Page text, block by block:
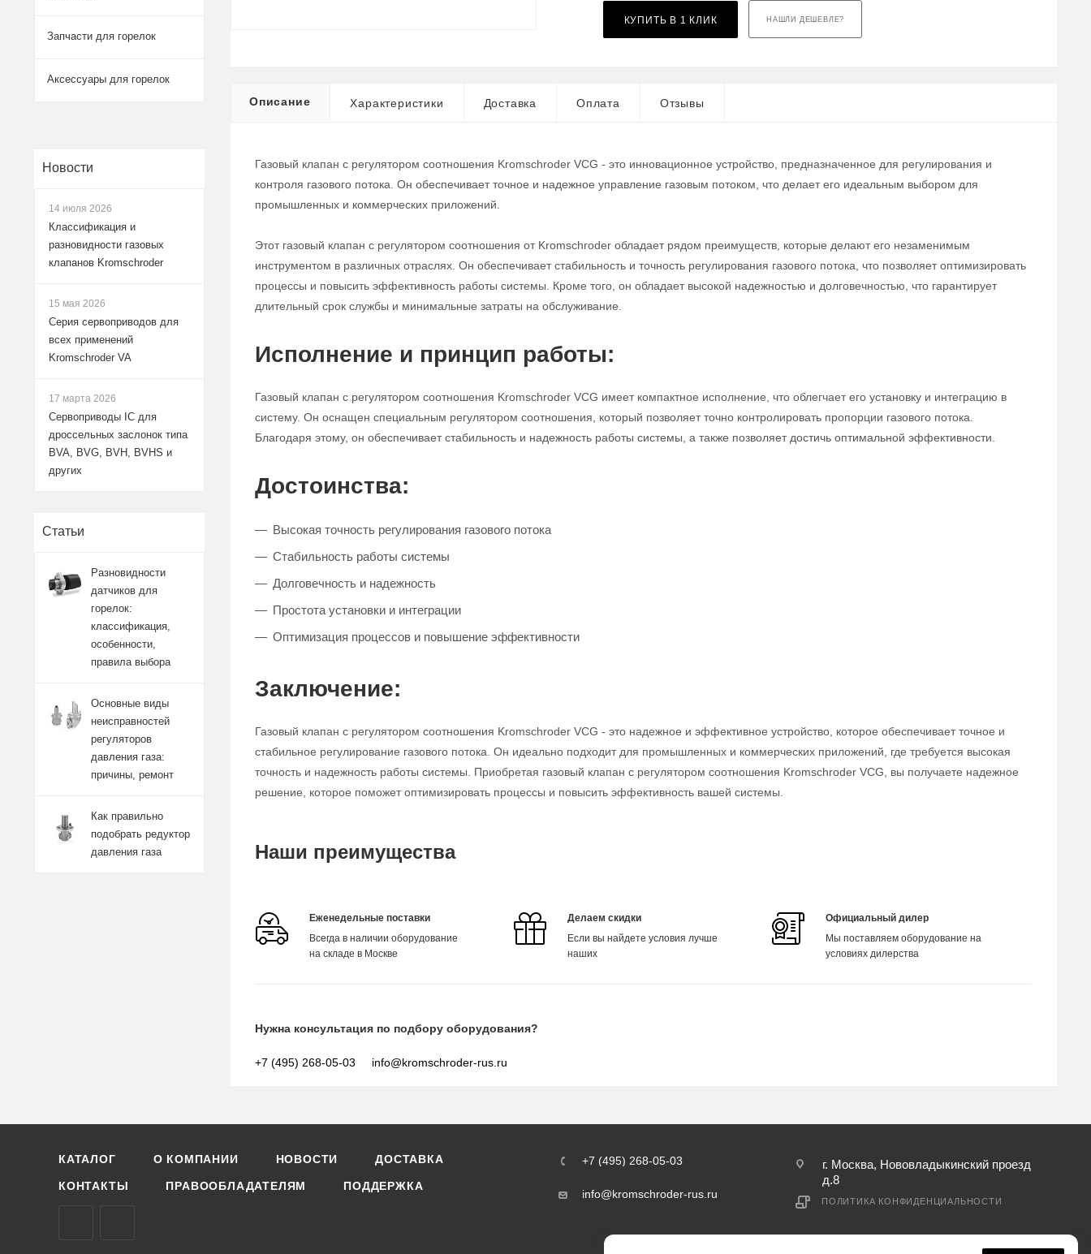
КУПИТЬ В 1 КЛИК НАШЛИ ДЕШЕВЛЕ?
Описание Характеристики Доставка Оплата Отзывы
Газовый клапан с регулятором соотношения Kromschroder VCG - это инновационное устройство, предназначенное для регулирования и
контроля газового потока. Он обеспечивает точное и надежное управление газовым потоком, что делает его идеальным выбором для
промышленных и коммерческих приложений.
Этот газовый клапан с регулятором соотношения от Kromschroder обладает рядом преимуществ, которые делают его незаменимым
инструментом в различных отраслях. Он обеспечивает стабильность и точность регулирования газового потока, что позволяет оптимизировать
процессы и повысить эффективность работы системы. Кроме того, он обладает высокой надежностью и долговечностью, что гарантирует
длительный срок службы и минимальные затраты на обслуживание.
Исполнение и принцип работы:
Газовый клапан с регулятором соотношения Kromschroder VCG имеет компактное исполнение, что облегчает его установку и интеграцию в
систему. Он оснащен специальным регулятором соотношения, который позволяет точно контролировать пропорции газового потока.
Благодаря этому, он обеспечивает стабильность и надежность работы системы, а также позволяет достичь оптимальной эффективности.
Достоинства:
Высокая точность регулирования газового потока
Стабильность работы системы
Долговечность и надежность
Простота установки и интеграции
Оптимизация процессов и повышение эффективности
Заключение:
Газовый клапан с регулятором соотношения Kromschroder VCG - это надежное и эффективное устройство, которое обеспечивает точное и
стабильное регулирование газового потока. Он идеально подходит для промышленных и коммерческих приложений, где требуется высокая
точность и надежность работы системы. Приобретая газовый клапан с регулятором соотношения Kromschroder VCG, вы получаете надежное
решение, которое поможет оптимизировать процессы и повысить эффективность вашей системы.
Наши преимущества
Еженедельные поставки
Всегда в наличии оборудование
на складе в Москве
Делаем скидки
Если вы найдете условия лучше
наших
Официальный дилер
Мы поставляем оборудование на
условиях дилерства
Нужна консультация по подбору оборудования?
+7 (495) 268-05-03 info@kromschroder-rus.ru
Запчасти для горелок
Аксессуары для горелок
Новости
14 июля 2026
Классификация и
разновидности газовых
клапанов Kromschroder
15 мая 2026
Серия сервоприводов для
всех применений
Kromschroder VA
17 марта 2026
Сервоприводы IC для
дроссельных заслонок типа
BVA, BVG, BVH, BVHS и
других
Статьи
Разновидности
датчиков для
горелок:
классификация,
особенности,
правила выбора
Основные виды
неисправностей
регуляторов
давления газа:
причины, ремонт
Как правильно
подобрать редуктор
давления газа
КАТАЛОГ О КОМПАНИИ НОВОСТИ ДОСТАВКА
КОНТАКТЫ ПРАВООБЛАДАТЕЛЯМ ПОДДЕРЖКА
+7 (495) 268-05-03
info@kromschroder-rus.ru
г. Москва, Нововладыкинский проезд
д.8
ПОЛИТИКА КОНФИДЕНЦИАЛЬНОСТИ